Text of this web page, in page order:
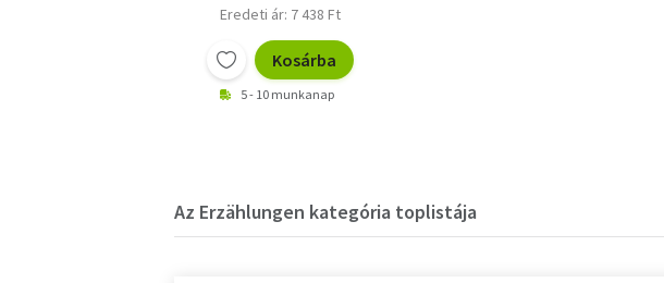
Eredeti ár: 7 438 Ft
Kosárba
5 - 10 munkanap
Az Erzählungen kategória toplistája